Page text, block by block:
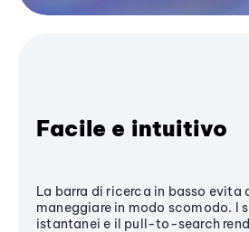
Facile e intuitivo
La barra di ricerca in basso evita
maneggiare in modo scomodo. I
istantanei e il pull-to-search